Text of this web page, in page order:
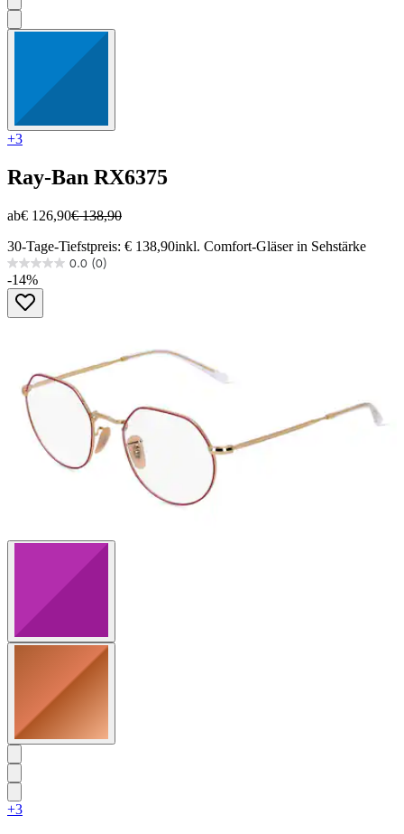
+3
Ray-Ban RX6375
ab€ 126,90€ 138,90
30-Tage-Tiefstpreis: € 138,90inkl. Comfort-Gläser in Sehstärke
0.0 (0)
0.0
von
Sternen.
-14%
+3